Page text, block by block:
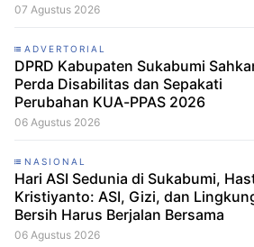
07 Agustus 2026
ADVERTORIAL
DPRD Kabupaten Sukabumi
Perda Disabilitas dan Sepakati
Perubahan KUA-PPAS 2026
06 Agustus 2026
NASIONAL
Hari ASI Sedunia di Sukabumi,
Kristiyanto: ASI, Gizi, dan
Bersih Harus Berjalan Bersama
06 Agustus 2026